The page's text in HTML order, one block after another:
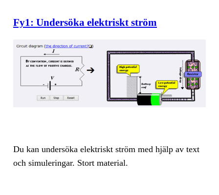
Fy1: Undersöka elektriskt ström
Du kan un­der­sö­ka elekt­riskt ström med hjälp av text
och si­mu­le­ring­ar. Stort ma­te­ri­al.